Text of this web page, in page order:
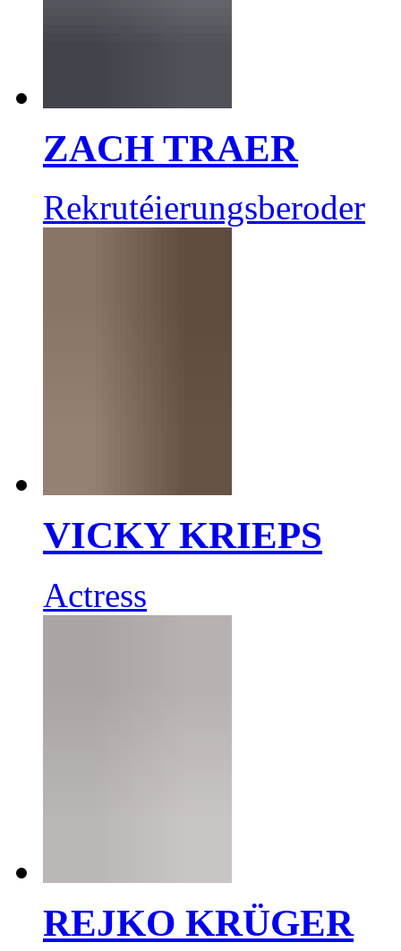
ZACH TRAER
Rekrutéierungsberoder
VICKY KRIEPS
Actress
REJKO KRÜGER